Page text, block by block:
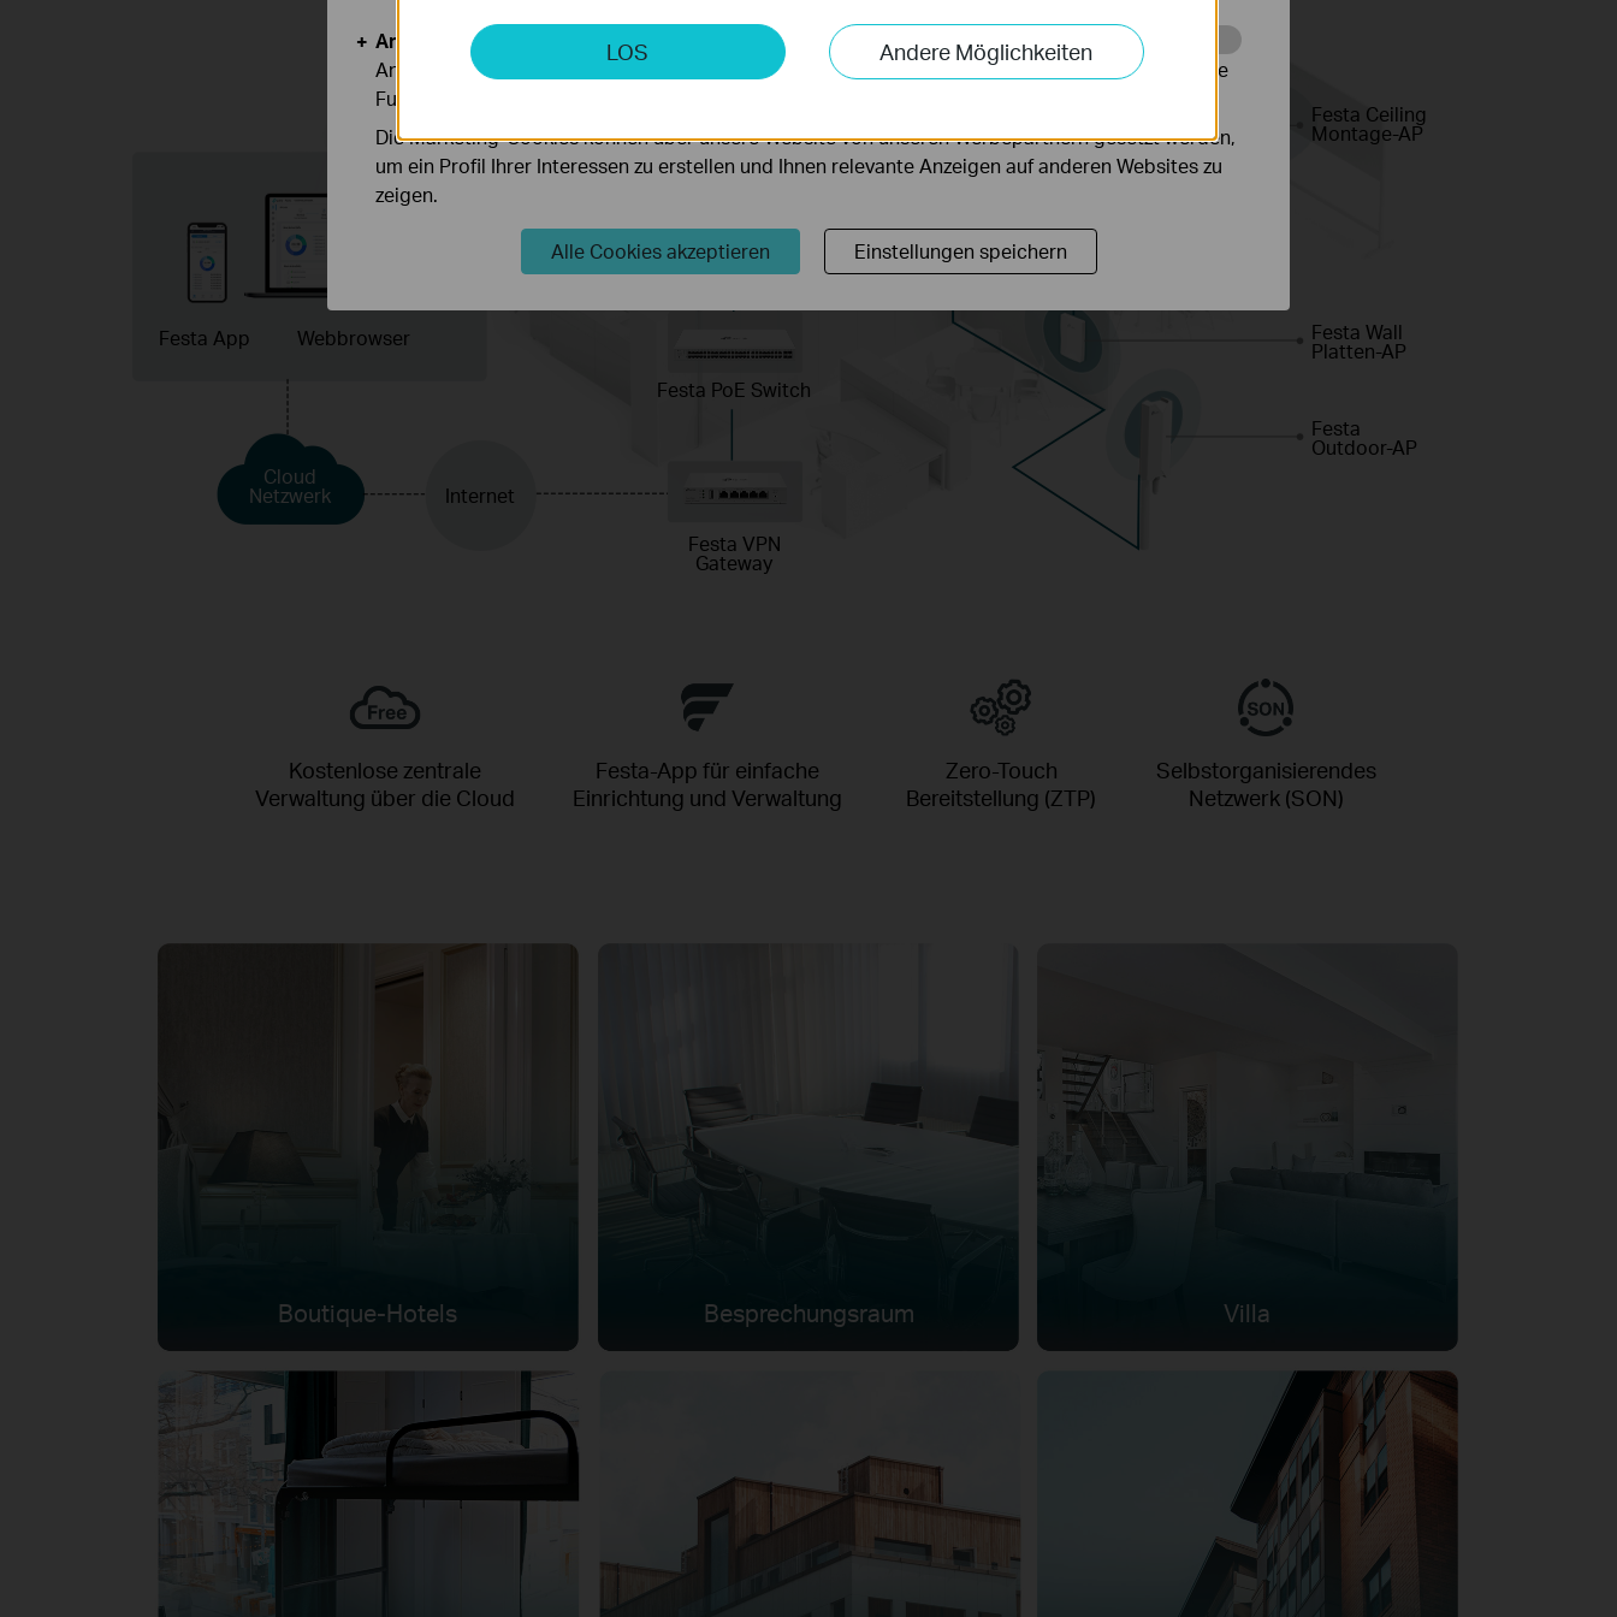
Festa App Webbrowser
Festa PoE Switch
Festa VPN
Gateway
Festa Ceiling
Montage-AP
Festa Wall
Platten-AP
Festa
Outdoor-AP
Cloud
Netzwerk Internet
Kostenlose zentrale
Verwaltung über die Cloud
Festa-App für einfache
Einrichtung und Verwaltung
Zero-Touch
Bereitstellung (ZTP)
Selbstorganisierendes
Netzwerk (SON)
Boutique-Hotels Besprechungsraum Villa
LOS Andere Möglichkeiten
Analyse- und Marketing-Cookies
Analyse-Cookies ermöglichen es uns, Ihre Aktivitäten auf unserer Website zu analysieren, um die
Funktionsweise unserer Website zu verbessern und anzupassen.
Die Marketing-Cookies können über unsere Website von unseren Werbepartnern gesetzt werden,
um ein Profil Ihrer Interessen zu erstellen und Ihnen relevante Anzeigen auf anderen Websites zu
zeigen.
Alle Cookies akzeptieren Einstellungen speichern